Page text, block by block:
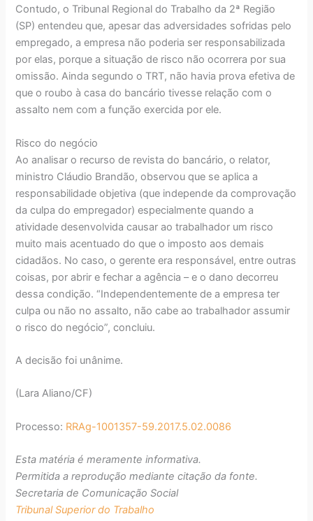
Contudo, o Tribunal Regional do Trabalho da 2ª Região
(SP) entendeu que, apesar das adversidades sofridas pelo
empregado, a empresa não poderia ser responsabilizada
por elas, porque a situação de risco não ocorrera por sua
omissão. Ainda segundo o TRT, não havia prova efetiva de
que o roubo à casa do bancário tivesse relação com o
assalto nem com a função exercida por ele.
Risco do negócio
Ao analisar o recurso de revista do bancário, o relator,
ministro Cláudio Brandão, observou que se aplica a
responsabilidade objetiva (que independe da comprovação
da culpa do empregador) especialmente quando a
atividade desenvolvida causar ao trabalhador um risco
muito mais acentuado do que o imposto aos demais
cidadãos. No caso, o gerente era responsável, entre outras
coisas, por abrir e fechar a agência – e o dano decorreu
dessa condição. “Independentemente de a empresa ter
culpa ou não no assalto, não cabe ao trabalhador assumir
o risco do negócio”, concluiu.
A decisão foi unânime.
(Lara Aliano/CF)
Processo: RRAg-1001357-59.2017.5.02.0086
Esta matéria é meramente informativa.
Permitida a reprodução mediante citação da fonte.
Secretaria de Comunicação Social
Tribunal Superior do Trabalho